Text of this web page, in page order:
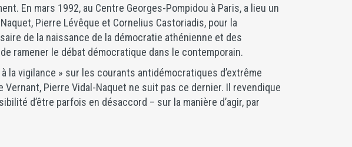
En mars 1992, au Centre Georges-Pompidou à Paris, a lieu un
Pierre Lévêque et Cornelius Castoriadis, pour la
de la naissance de la démocratie athénienne et des
ramener le débat démocratique dans le contemporain.
la vigilance » sur les courants antidémocratiques d’extrême
Pierre Vidal-Naquet ne suit pas ce dernier. Il revendique
d’être parfois en désaccord – sur la manière d’agir, par